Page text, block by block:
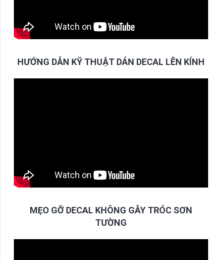
HƯỚNG DẪN KỸ THUẬT DÁN DECAL LÊN KÍNH
MẸO GỠ DECAL KHÔNG GÂY TRÓC SƠN
TƯỜNG